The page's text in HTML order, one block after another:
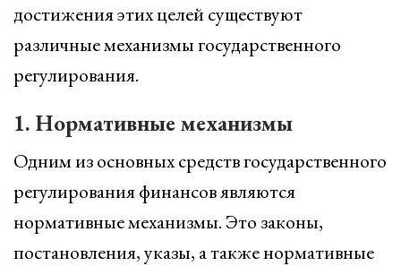
достижения этих целей существуют
различные механизмы государственного
регулирования.
1. Нормативные механизмы
Одним из основных средств государственного
регулирования финансов являются
нормативные механизмы. Это законы,
постановления, указы, а также нормативные